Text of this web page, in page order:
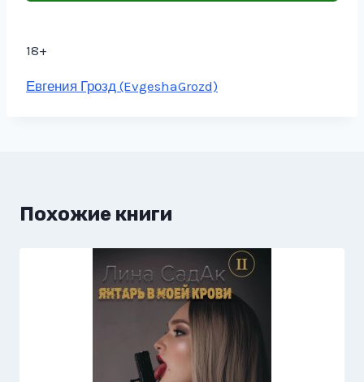
18+
Метки
Евгения Грозд (EvgeshaGrozd)
Похожие книги